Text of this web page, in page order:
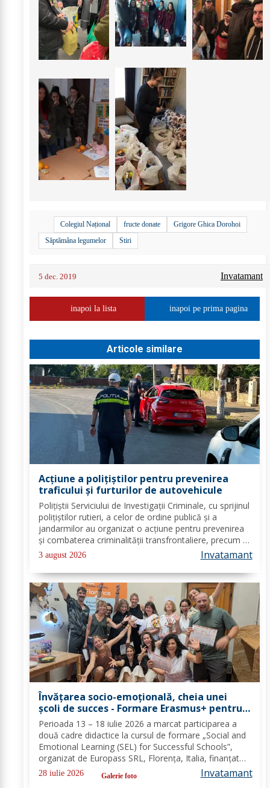
Colegiul Național fructe donate
Grigore Ghica Dorohoi
Săptămâna legumelor
Stiri
5 dec. 2019 Invatamant
inapoi la lista inapoi pe prima pagina
Articole similare
Acțiune a polițiștilor pentru prevenirea
traficului și furturilor de autovehicule
Polițiștii Serviciului de Investigații Criminale, cu sprijinul
polițiștilor rutieri, a celor de ordine publică și a
jandarmilor au organizat o acțiune pentru prevenirea
și combaterea criminalității transfrontaliere, precum și
pentru combaterea traficului și furturilor de
autovehicule, pe raza...
3 august 2026 Invatamant
Învățarea socio-emoțională, cheia unei
școli de succes - Formare Erasmus+ pentru
două cadre didactice de la Școala
Gimnazială „Spiru Haret” Dorohoi - FOTO
Perioada 13 – 18 iulie 2026 a marcat participarea a
două cadre didactice la cursul de formare „Social and
Emotional Learning (SEL) for Successful Schools”,
organizat de Europass SRL, Florența, Italia, finanțat
prin programul de Acreditare Erasmus +, domeniul
educație școlară număr de referință...
28 iulie 2026 Galerie foto Invatamant